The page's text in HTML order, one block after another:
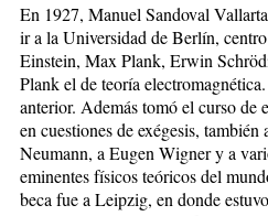
En 1927, Manuel Sandoval
ir a la Universidad de Berlín,
Einstein, Max Plank, Erwin
Plank el de teoría
anterior. Además tomó el curso de
en cuestiones de exégesis,
Neumann, a Eugen Wigner y a
eminentes físicos teóricos del
beca fue a Leipzig, en donde